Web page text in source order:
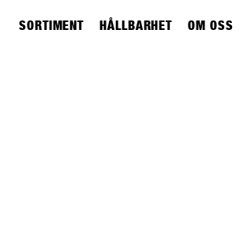
SORTIMENT HÅLLBARHET OM OSS